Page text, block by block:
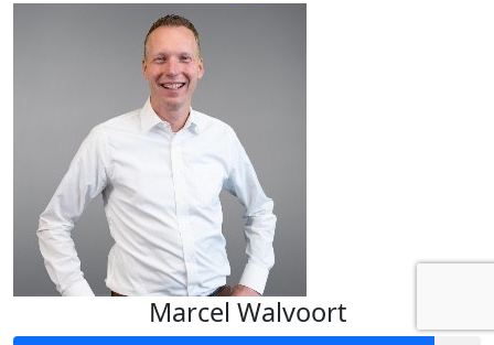
Marcel Walvoort